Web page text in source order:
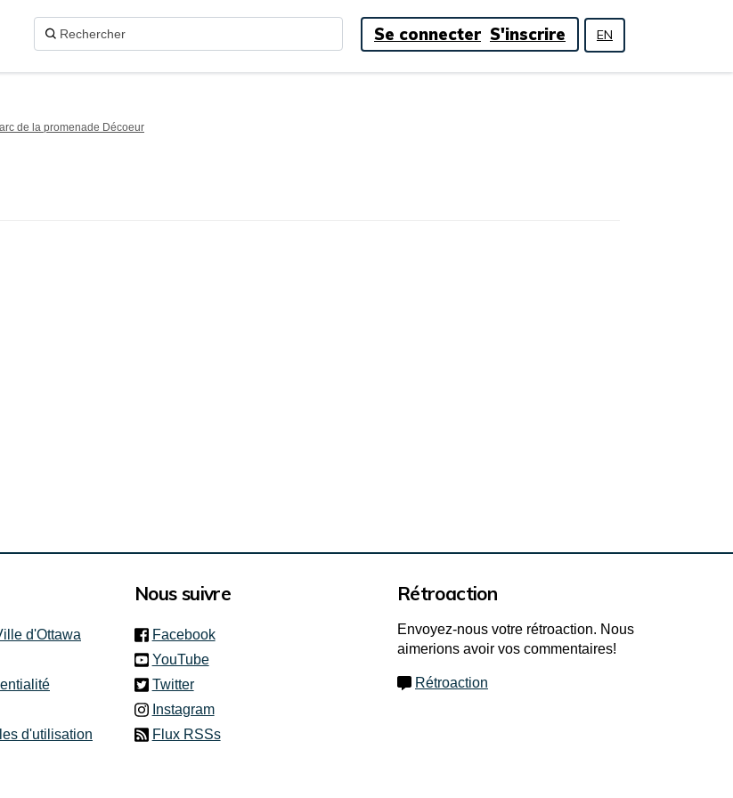
EN
Se connecter S'inscrire
de la promenade Décoeur
d'Ottawa
d'utilisation
Nous suivre
Facebook(link is external)
YouTube
Twitter(link is external)
Instagram
Flux RSSs
Rétroaction
Envoyez-nous votre rétroaction. Nous
aimerions avoir vos commentaires!
Rétroaction